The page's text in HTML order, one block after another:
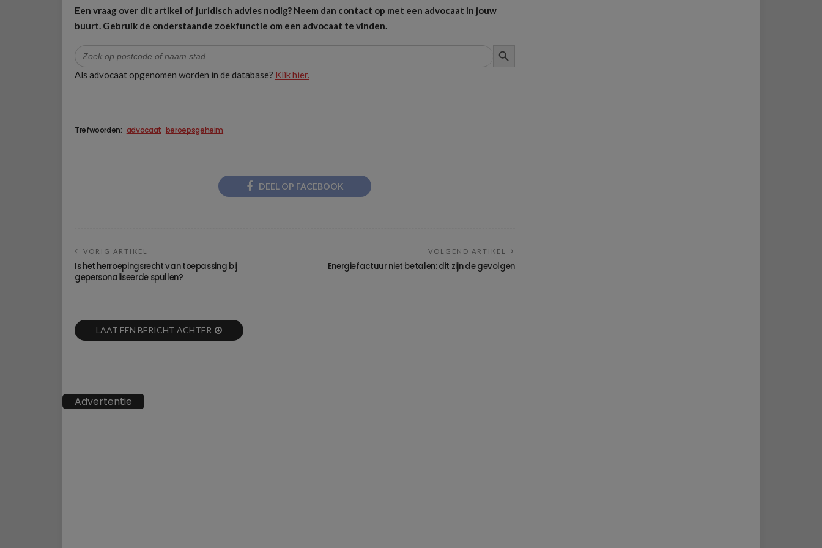
Een vraag over dit artikel of juridisch advies nodig? Neem dan contact op met een advocaat in jouw
buurt. Gebruik de onderstaande zoekfunctie om een advocaat te vinden.
Zoek
naar:
ZOEKKNOP
Als advocaat opgenomen worden in de database? Klik hier.
Trefwoorden: advocaat beroepsgeheim
DEEL OP FACEBOOK
VORIG ARTIKEL
Is het herroepingsrecht van toepassing bij
gepersonaliseerde spullen?
VOLGEND ARTIKEL
Energiefactuur niet betalen: dit zijn de gevolgen
LAAT EEN BERICHT ACHTER
Advertentie